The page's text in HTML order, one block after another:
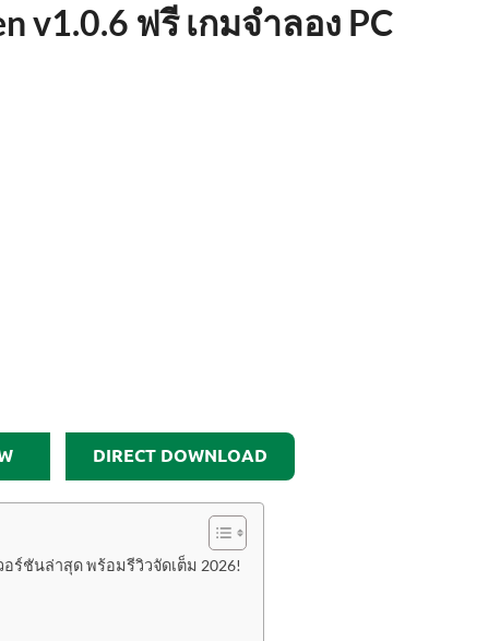
v1.0.6 ฟรี เกมจำลอง PC
DIRECT DOWNLOAD
อร์ชันล่าสุด พร้อมรีวิวจัดเต็ม 2026!